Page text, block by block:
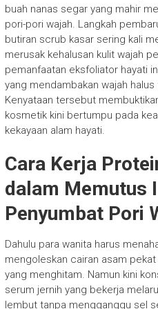
buah nanas segar yang mahir
pori-pori wajah. Langkah
butiran scrub kasar sering kali
merusak kehalusan kulit wajah
pemanfaatan eksfoliator hayati
yang mendambakan wajah
Kenyataan tersebut
kosmetik kini bertumpu pada
kekayaan alam hayati.
Cara Kerja
dalam Memutus
Penyumbat Pori
Dahulu para wanita harus
mengoleskan cairan asam
yang menghitam. Namun kini
serum jernih yang bekerja
lembut tanpa mengganggu sel